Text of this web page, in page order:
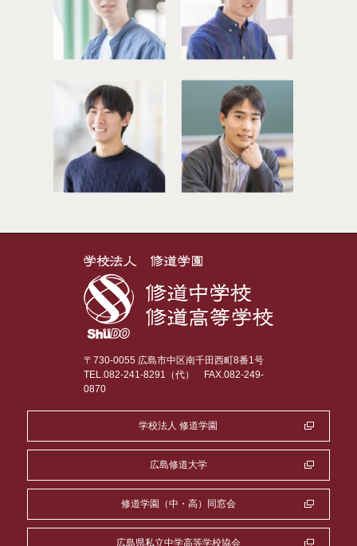
〒730-0055 広島市中区南千田西町8番1号
TEL.082-241-8291（代）
FAX.082-249-
0870
学校法人 修道学園
広島修道大学
修道学園（中・高）同窓会
広島県私立中学高等学校協会